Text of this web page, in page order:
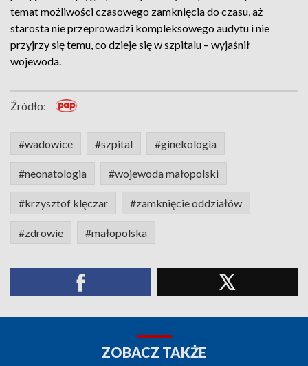
temat możliwości czasowego zamknięcia do czasu, aż
starosta nie przeprowadzi kompleksowego audytu i nie
przyjrzy się temu, co dzieje się w szpitalu – wyjaśnił
wojewoda.
Źródło:
#wadowice #szpital #ginekologia
#neonatologia #wojewoda małopolski
#krzysztof klęczar #zamknięcie oddziałów
#zdrowie #małopolska
ZOBACZ TAKŻE